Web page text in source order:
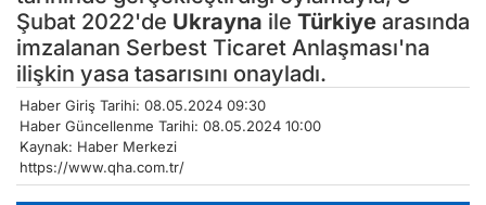
Şubat 2022'de Ukrayna ile Türkiye arasında
imzalanan Serbest Ticaret Anlaşması'na
ilişkin yasa tasarısını onayladı.
Haber Giriş Tarihi: 08.05.2024 09:30
Haber Güncellenme Tarihi: 08.05.2024 10:00
Kaynak: Haber Merkezi
https://www.qha.com.tr/